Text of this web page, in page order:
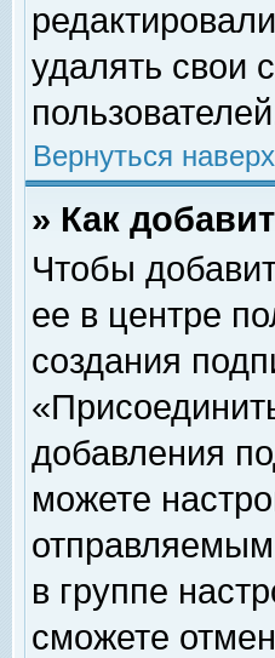
удалять свои
Вернуться наверх
» Как
Чтобы
ее в центре
создания
добавления
можете
в группе
сможете